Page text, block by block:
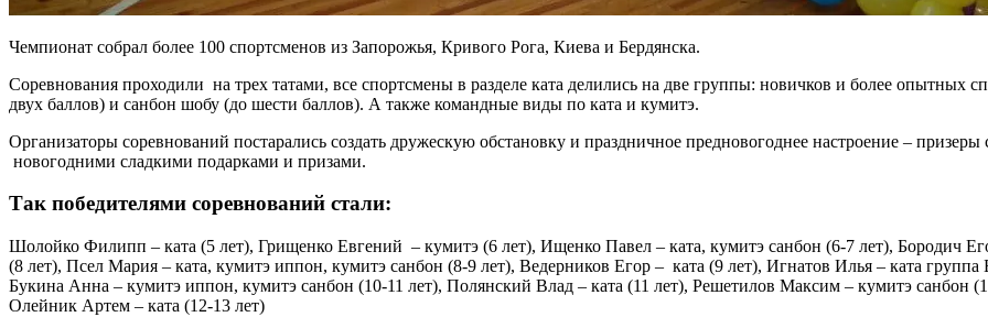
Чемпионат собрал более 100 спортсменов из Запорожья, Кривого Рога, Киева и Бердянска.
Соревнования проходили на трех татами, все спортсмены в разделе ката делились на две группы: новичков и более опытных
двух баллов) и санбон шобу (до шести баллов). А также командные виды по ката и кумитэ.
Организаторы соревнований постарались создать дружескую обстановку и праздничное предновогоднее настроение –
новогодними сладкими подарками и призами.
Так победителями соревнований стали:
Шолойко Филипп – ката (5 лет), Грищенко Евгений – кумитэ (6 лет), Ищенко Павел – ката, кумитэ санбон (6-7 лет), Бородич
(8 лет), Псел Мария – ката, кумитэ иппон, кумитэ санбон (8-9 лет), Ведерников Егор – ката (9 лет), Игнатов Илья – ката
Букина Анна – кумитэ иппон, кумитэ санбон (10-11 лет), Полянский Влад – ката (11 лет), Решетилов Максим – кумитэ санбон
Олейник Артем – ката (12-13 лет)